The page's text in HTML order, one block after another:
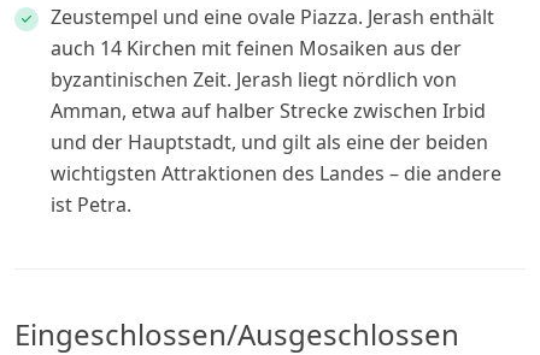
Zeustempel und eine ovale Piazza. Jerash enthält
auch 14 Kirchen mit feinen Mosaiken aus der
byzantinischen Zeit. Jerash liegt nördlich von
Amman, etwa auf halber Strecke zwischen Irbid
und der Hauptstadt, und gilt als eine der beiden
wichtigsten Attraktionen des Landes – die andere
ist Petra.
Eingeschlossen/Ausgeschlossen